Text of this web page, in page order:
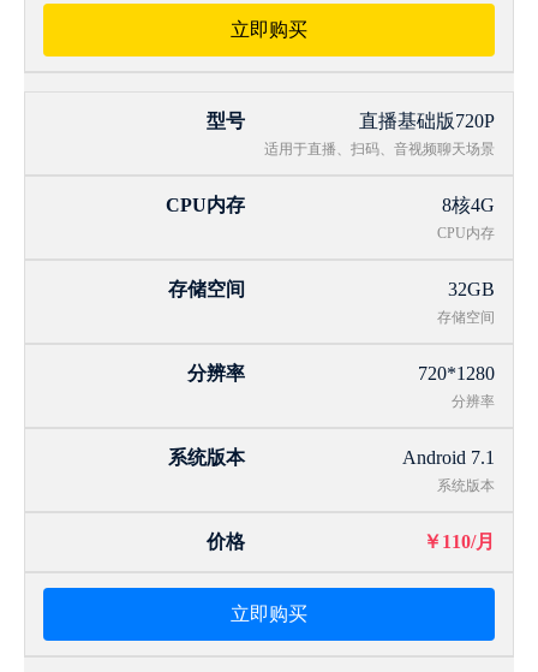
立即购买
直播基础版720P
适用于直播、扫码、音视频聊天场景
8核4G
CPU内存
32GB
存储空间
720*1280
分辨率
Android 7.1
系统版本
￥110/月
立即购买